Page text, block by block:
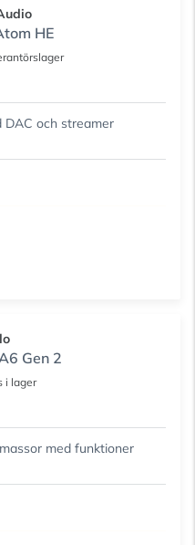
HE
DAC och streamer
Gen 2
i lager
med funktioner